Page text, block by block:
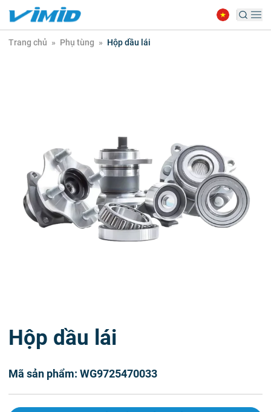
Trang chủ » Phụ tùng » Hộp dầu lái
Hộp dầu lái
Mã sản phẩm: WG9725470033